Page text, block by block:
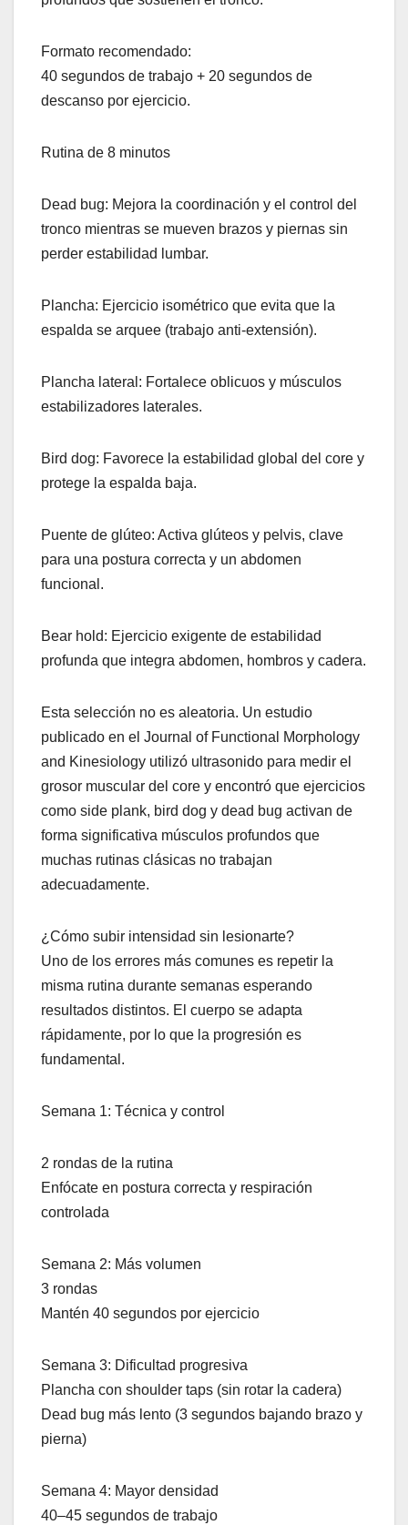
Formato recomendado:
40 segundos de trabajo + 20 segundos de
descanso por ejercicio.
Rutina de 8 minutos
Dead bug: Mejora la coordinación y el control del
tronco mientras se mueven brazos y piernas sin
perder estabilidad lumbar.
Plancha: Ejercicio isométrico que evita que la
espalda se arquee (trabajo anti-extensión).
Plancha lateral: Fortalece oblicuos y músculos
estabilizadores laterales.
Bird dog: Favorece la estabilidad global del core y
protege la espalda baja.
Puente de glúteo: Activa glúteos y pelvis, clave
para una postura correcta y un abdomen
funcional.
Bear hold: Ejercicio exigente de estabilidad
profunda que integra abdomen, hombros y cadera.
Esta selección no es aleatoria. Un estudio
publicado en el Journal of Functional Morphology
and Kinesiology utilizó ultrasonido para medir el
grosor muscular del core y encontró que ejercicios
como side plank, bird dog y dead bug activan de
forma significativa músculos profundos que
muchas rutinas clásicas no trabajan
adecuadamente.
¿Cómo subir intensidad sin lesionarte?
Uno de los errores más comunes es repetir la
misma rutina durante semanas esperando
resultados distintos. El cuerpo se adapta
rápidamente, por lo que la progresión es
fundamental.
Semana 1: Técnica y control
2 rondas de la rutina
Enfócate en postura correcta y respiración
controlada
Semana 2: Más volumen
3 rondas
Mantén 40 segundos por ejercicio
Semana 3: Dificultad progresiva
Plancha con shoulder taps (sin rotar la cadera)
Dead bug más lento (3 segundos bajando brazo y
pierna)
Semana 4: Mayor densidad
40–45 segundos de trabajo